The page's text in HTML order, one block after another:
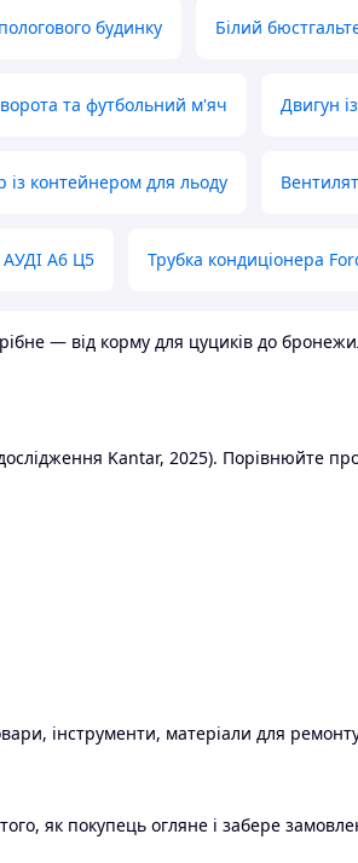
будинку Білий
та футбольний м'яч Двигун
контейнером для льоду
АУДІ А6 Ц5 Трубка кондиціонера
— від корму для цуциків до
Kantar, 2025). Порівнюйте
інструменти, матеріали для
як покупець огляне і забере